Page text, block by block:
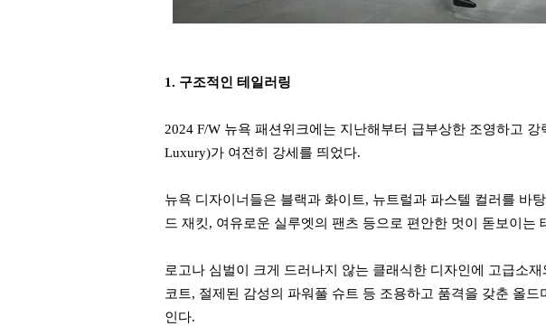
1. 구조적인 테일러링
2024 F/W 뉴욕 패션위크에는 지난해부터 급부상한 조영하고
Luxury)가 여전히 강세를 띄었다.
뉴욕 디자이너들은 블랙과 화이트, 뉴트럴과 파스텔 컬러를 바
드 재킷, 여유로운 실루엣의 팬츠 등으로 편안한 멋이 돋보이는
로고나 심벌이 크게 드러나지 않는 클래식한 디자인에 고급소
코트, 절제된 감성의 파워풀 슈트 등 조용하고 품격을 갖춘 올
인다.